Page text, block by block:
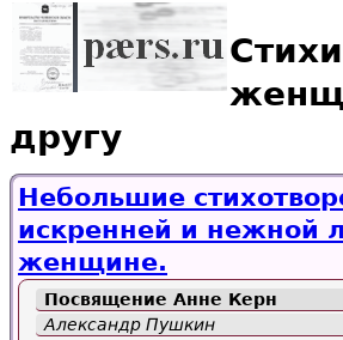
Стихи
другу
Небольшие
искренней и нежной
женщине.
Посвящение Анне Керн
Александр Пушкин